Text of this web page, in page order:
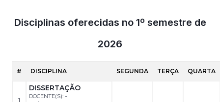
Disciplinas oferecidas no 1º semestre de
2026
# DISCIPLINA SEGUNDA TERÇA QUARTA
1
DISSERTAÇÃO
DOCENTE(S): -